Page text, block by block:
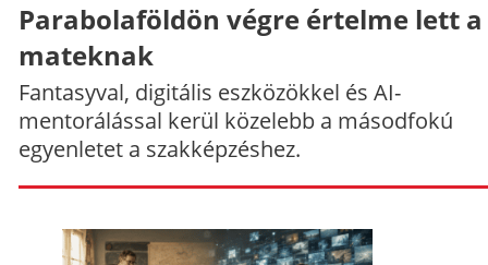
Parabolaföldön végre értelme lett a
mateknak
Fantasyval, digitális eszközökkel és AI-
mentorálással kerül közelebb a másodfokú
egyenletet a szakképzéshez.